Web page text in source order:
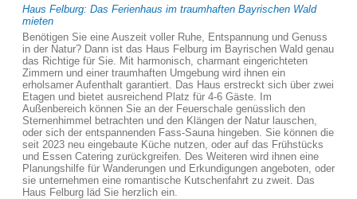
Haus Felburg: Das Ferienhaus im traumhaften Bayrischen Wald
mieten
Benötigen Sie eine Auszeit voller Ruhe, Entspannung und Genuss
in der Natur? Dann ist das Haus Felburg im Bayrischen Wald genau
das Richtige für Sie. Mit harmonisch, charmant eingerichteten
Zimmern und einer traumhaften Umgebung wird ihnen ein
erholsamer Aufenthalt garantiert. Das Haus erstreckt sich über zwei
Etagen und bietet ausreichend Platz für 4-6 Gäste. Im
Außenbereich können Sie an der Feuerschale genüsslich den
Sternenhimmel betrachten und den Klängen der Natur lauschen,
oder sich der entspannenden Fass-Sauna hingeben. Sie können die
seit 2023 neu eingebaute Küche nutzen, oder auf das Frühstücks
und Essen Catering zurückgreifen. Des Weiteren wird ihnen eine
Planungshilfe für Wanderungen und Erkundigungen angeboten, oder
sie unternehmen eine romantische Kutschenfahrt zu zweit. Das
Haus Felburg läd Sie herzlich ein.